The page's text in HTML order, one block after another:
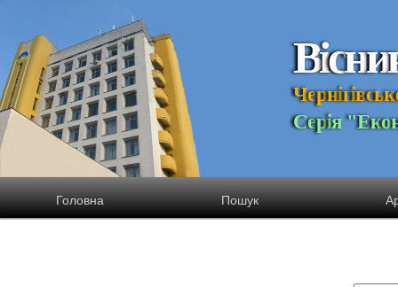
Вісни
Чернігівськ
Серія "Еко
Головна Пошук